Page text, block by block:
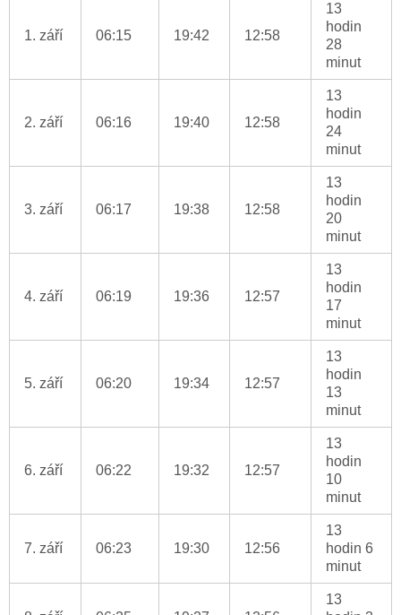
1. září 06:15 19:42 12:58
13
hodin
28
minut
2. září 06:16 19:40 12:58
13
hodin
24
minut
3. září 06:17 19:38 12:58
13
hodin
20
minut
4. září 06:19 19:36 12:57
13
hodin
17
minut
5. září 06:20 19:34 12:57
13
hodin
13
minut
6. září 06:22 19:32 12:57
13
hodin
10
minut
7. září 06:23 19:30 12:56
13
hodin 6
minut
13